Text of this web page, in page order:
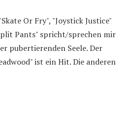
Or Fry", "Joystick Justice"
Pants" spricht/sprechen mir
pubertierenden Seele. Der
ist ein Hit. Die anderen